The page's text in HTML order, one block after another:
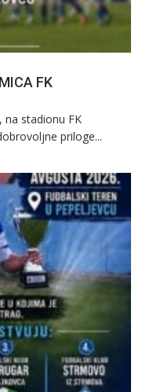
FK
na stadionu FK
priloge...